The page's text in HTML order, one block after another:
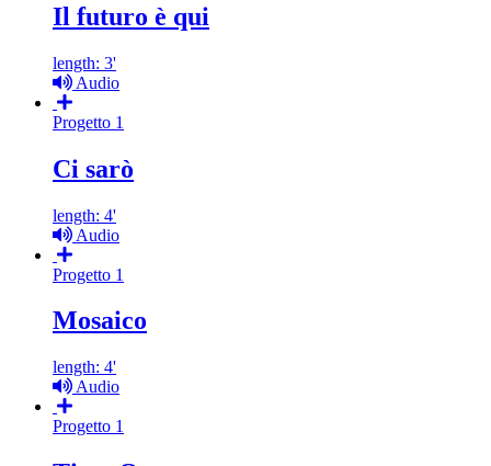
Il futuro è qui
length: 3'
Audio
Progetto 1
Ci sarò
length: 4'
Audio
Progetto 1
Mosaico
length: 4'
Audio
Progetto 1